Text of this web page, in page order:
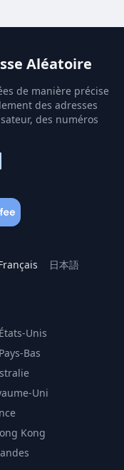
Aléatoire
de manière précise
des adresses
des numéros
日本語
Unis
Bas
Uni
Kong